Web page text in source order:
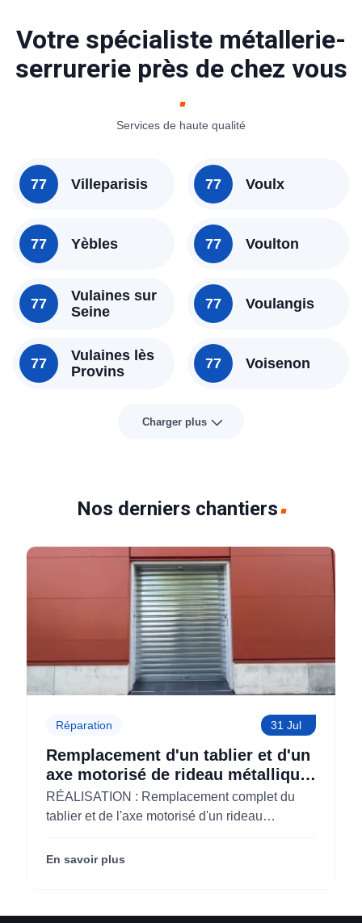
Votre spécialiste métallerie-
serrurerie près de chez vous
Services de haute qualité
77 Villeparisis
77 Yèbles
77
Vulaines sur
Seine
77
Vulaines lès
Provins
77 Voulx
77 Voulton
77 Voulangis
77 Voisenon
Charger plus
Nos derniers chantiers
Réparation 31 Jul
Remplacement d'un tablier et d'un
axe motorisé de rideau métallique
pour M'CHADAL (Optical Center)
(95)
RÉALISATION : Remplacement complet du
tablier et de l'axe motorisé d'un rideau
Center) (95290).
En savoir plus